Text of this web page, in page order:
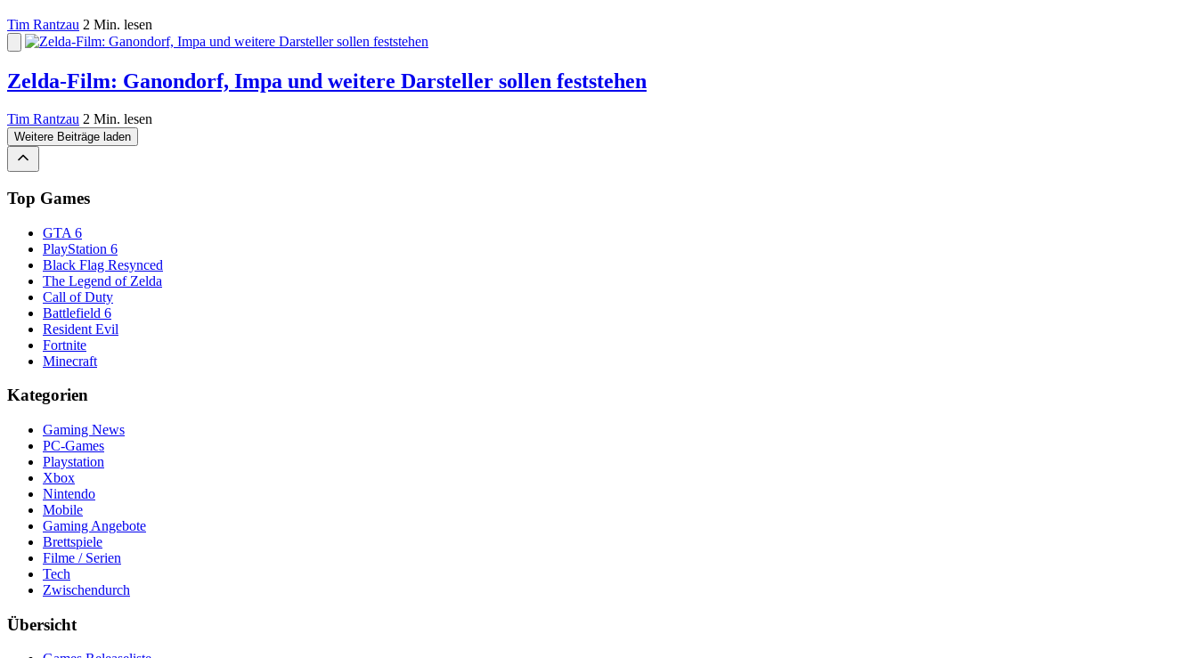
Tim Rantzau 2 Min. lesen
Zelda-Film: Ganondorf, Impa und weitere Darsteller sollen feststehen
Tim Rantzau 2 Min. lesen
Weitere Beiträge laden
Top Games
GTA 6
PlayStation 6
Black Flag Resynced
The Legend of Zelda
Call of Duty
Battlefield 6
Resident Evil
Fortnite
Minecraft
Kategorien
Gaming News
PC-Games
Playstation
Xbox
Nintendo
Mobile
Gaming Angebote
Brettspiele
Filme / Serien
Tech
Zwischendurch
Übersicht